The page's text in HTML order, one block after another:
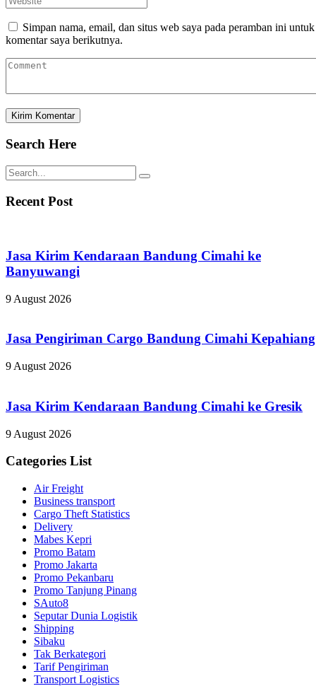
Simpan nama, email, dan situs web saya pada peramban ini untuk
komentar saya berikutnya.
Search Here
Recent Post
Jasa Kirim Kendaraan Bandung Cimahi ke
Banyuwangi
9 August 2026
Jasa Pengiriman Cargo Bandung Cimahi Kepahiang
9 August 2026
Jasa Kirim Kendaraan Bandung Cimahi ke Gresik
9 August 2026
Categories List
Air Freight
Business transport
Cargo Theft Statistics
Delivery
Mabes Kepri
Promo Batam
Promo Jakarta
Promo Pekanbaru
Promo Tanjung Pinang
SAuto8
Seputar Dunia Logistik
Shipping
Sibaku
Tak Berkategori
Tarif Pengiriman
Transport Logistics